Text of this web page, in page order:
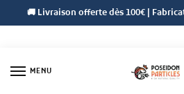
🚚 Livraison offerte dès 100€ |
MENU